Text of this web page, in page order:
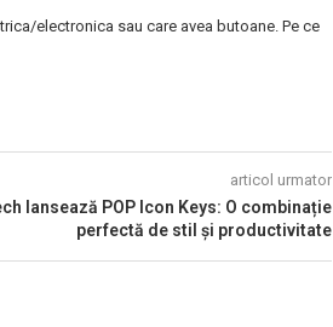
electronica sau care avea butoane. Pe ce
articol urmator
lansează POP Icon Keys: O combinație
perfectă de stil și productivitate